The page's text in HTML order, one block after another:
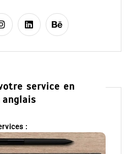
service en
: